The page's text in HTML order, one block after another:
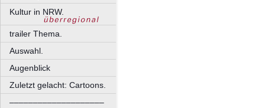
Kultur in NRW.
trailer Thema.
Auswahl.
Augenblick
Zuletzt gelacht: Cartoons.
––––––––––––––––––––